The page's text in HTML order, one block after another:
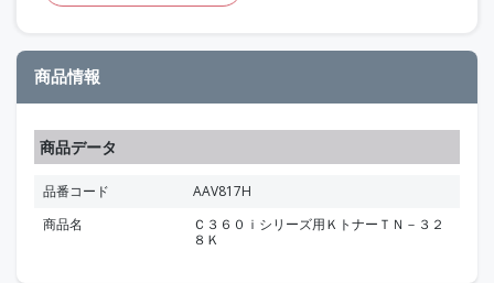
商品情報
商品データ
品番コード
AAV817H
商品名
Ｃ３６０ｉシリーズ用ＫトナーＴＮ－３２
８Ｋ